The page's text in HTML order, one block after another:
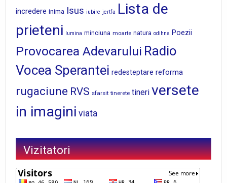
incredere inima Isus iubire jertfa Lista de
prieteni
lumina minciuna moarte natura odihna Poezii
Provocarea Adevarului Radio
Vocea Sperantei redesteptare reforma
rugaciune RVS sfarsit tinerete tineri versete
in imagini viata
Vizitatori